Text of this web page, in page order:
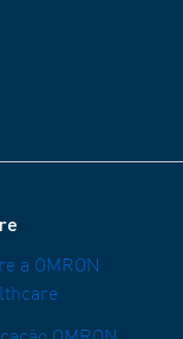
a OMRON